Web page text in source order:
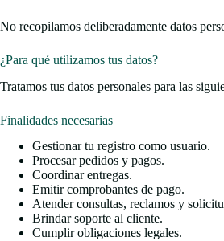
No recopilamos deliberadamente datos
¿Para qué utilizamos tus datos?
Tratamos tus datos personales para las
Finalidades necesarias
Gestionar tu registro como usuario.
Procesar pedidos y pagos.
Coordinar entregas.
Emitir comprobantes de pago.
Atender consultas, reclamos y
Brindar soporte al cliente.
Cumplir obligaciones legales.